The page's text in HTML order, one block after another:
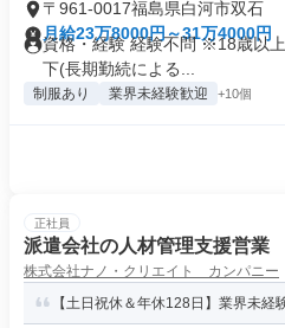
〒961-0017福島県白河市双石
月給23万8000円～31万4000円
資格・経験 経験不問 ※18歳以
下(長期勤続による...
制服あり 業界未経験歓迎 +10個
正社員
派遣会社の人材管理支援営業
株式会社ナノ・クリエイト カンパニー
【土日祝休＆年休128日】業界未経